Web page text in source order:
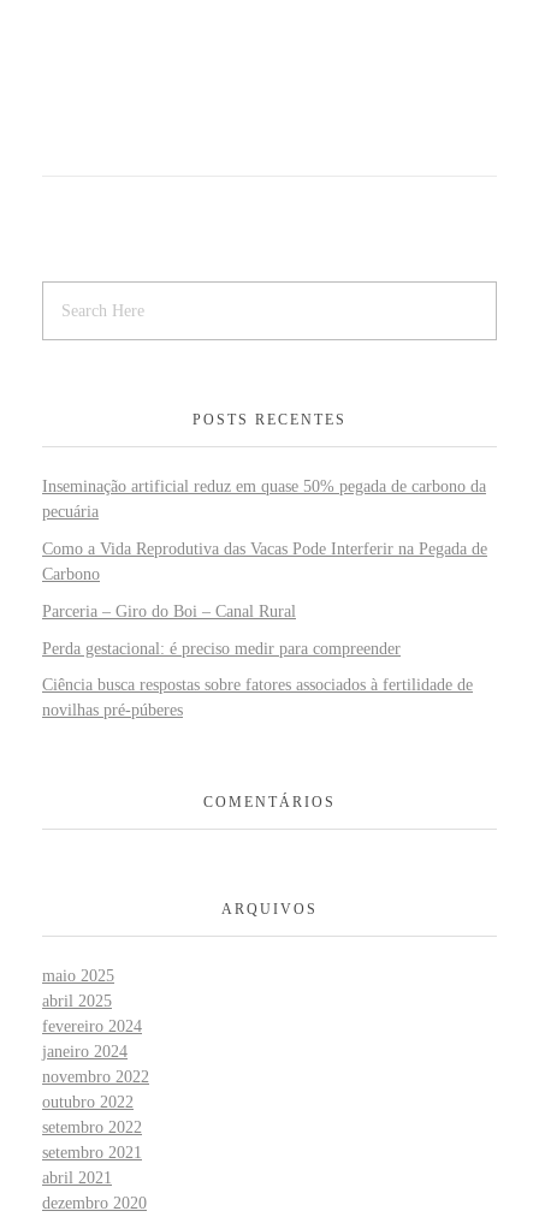
POSTS RECENTES
Inseminação artificial reduz em quase 50% pegada de carbono da
pecuária
Como a Vida Reprodutiva das Vacas Pode Interferir na Pegada de
Carbono
Parceria – Giro do Boi – Canal Rural
Perda gestacional: é preciso medir para compreender
Ciência busca respostas sobre fatores associados à fertilidade de
novilhas pré-púberes
COMENTÁRIOS
ARQUIVOS
maio 2025
abril 2025
fevereiro 2024
janeiro 2024
novembro 2022
outubro 2022
setembro 2022
setembro 2021
abril 2021
dezembro 2020